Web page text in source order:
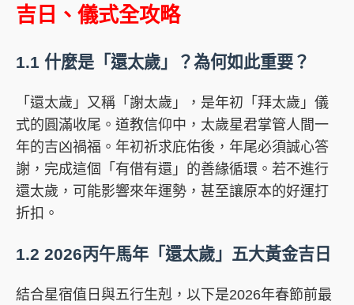
吉日、儀式全攻略
1.1 什麼是「還太歲」？為何如此重要？
「還太歲」又稱「謝太歲」，是年初「拜太歲」儀
式的圓滿收尾。道教信仰中，太歲星君掌管人間一
年的吉凶禍福。年初祈求庇佑後，年尾必須誠心答
謝，完成這個「有借有還」的善緣循環。若不進行
還太歲，可能影響來年運勢，甚至讓原本的好運打
折扣。
1.2 2026丙午馬年「還太歲」五大黃金吉日
結合星宿值日與五行生剋，以下是2026年春節前最